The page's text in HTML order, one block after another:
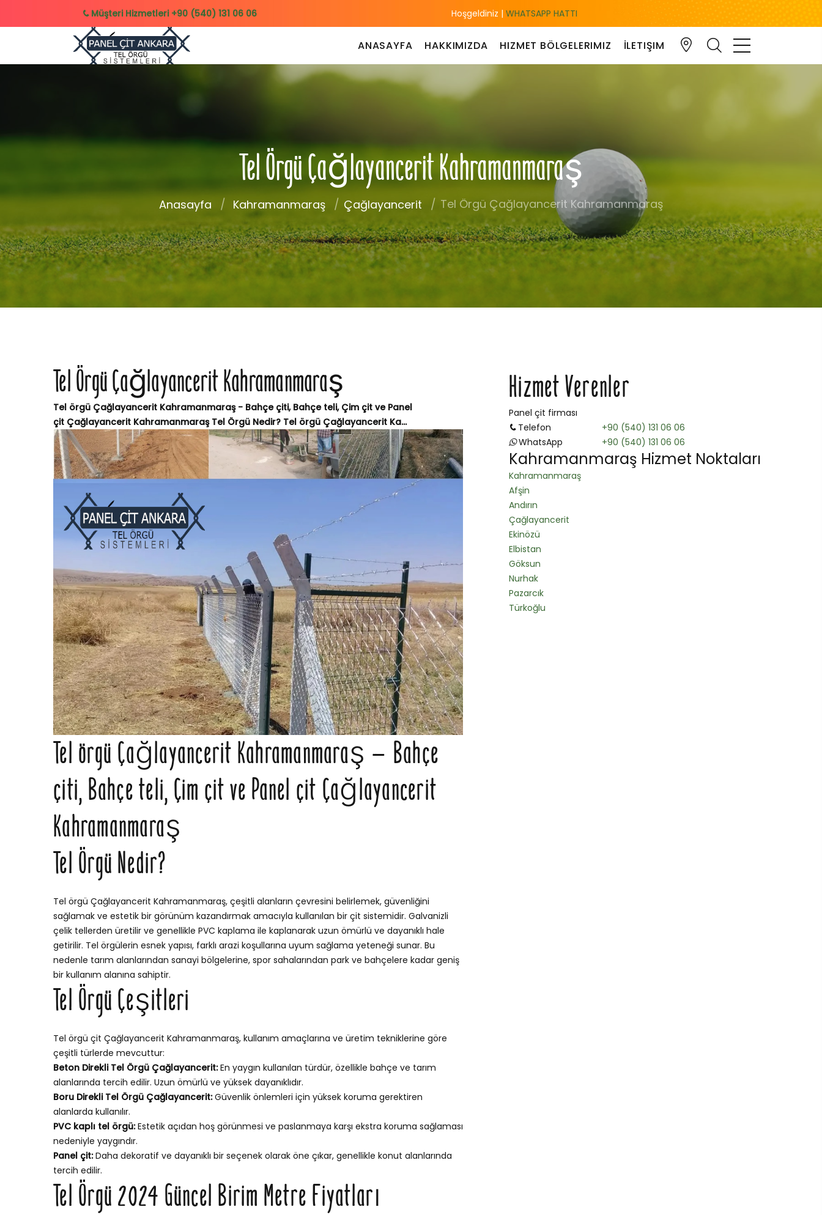
Müşteri Hizmetleri +90 (540) 131 06 06 Hoşgeldiniz | WHATSAPP HATTI
ANASAYFA HAKKIMIZDA HIZMET BÖLGELERIMIZ İLETIŞIM
Tel Örgü Çağlayancerit Kahramanmaraş
Anasayfa Kahramanmaraş Çağlayancerit Tel Örgü Çağlayancerit Kahramanmaraş
Hizmet Verenler
Panel çit firması
Telefon
+90 (540) 131 06 06
WhatsApp
+90 (540) 131 06 06
Kahramanmaraş Hizmet Noktaları
Kahramanmaraş
Afşin
Andırın
Çağlayancerit
Ekinözü
Elbistan
Göksun
Nurhak
Pazarcık
Türkoğlu
Tel Örgü Çağlayancerit Kahramanmaraş
Tel örgü Çağlayancerit Kahramanmaraş - Bahçe çiti, Bahçe teli, Çim çit ve Panel
çit Çağlayancerit Kahramanmaraş Tel Örgü Nedir? Tel örgü Çağlayancerit Ka...
Tel örgü Çağlayancerit Kahramanmaraş – Bahçe
çiti, Bahçe teli, Çim çit ve Panel çit Çağlayancerit
Kahramanmaraş
Tel Örgü Nedir?
Tel örgü Çağlayancerit Kahramanmaraş, çeşitli alanların çevresini belirlemek, güvenliğini
sağlamak ve estetik bir görünüm kazandırmak amacıyla kullanılan bir çit sistemidir. Galvanizli
çelik tellerden üretilir ve genellikle PVC kaplama ile kaplanarak uzun ömürlü ve dayanıklı hale
getirilir. Tel örgülerin esnek yapısı, farklı arazi koşullarına uyum sağlama yeteneği sunar. Bu
nedenle tarım alanlarından sanayi bölgelerine, spor sahalarından park ve bahçelere kadar geniş
bir kullanım alanına sahiptir.
Tel Örgü Çeşitleri
Tel örgü çit Çağlayancerit Kahramanmaraş, kullanım amaçlarına ve üretim tekniklerine göre
çeşitli türlerde mevcuttur:
Beton Direkli Tel Örgü Çağlayancerit:En yaygın kullanılan türdür, özellikle bahçe ve tarım
alanlarında tercih edilir. Uzun ömürlü ve yüksek dayanıklıdır.
Boru Direkli Tel Örgü Çağlayancerit:Güvenlik önlemleri için yüksek koruma gerektiren
alanlarda kullanılır.
PVC kaplı tel örgü:Estetik açıdan hoş görünmesi ve paslanmaya karşı ekstra koruma sağlaması
nedeniyle yaygındır.
Panel çit:Daha dekoratif ve dayanıklı bir seçenek olarak öne çıkar, genellikle konut alanlarında
tercih edilir.
Tel Örgü 2024 Güncel Birim Metre Fiyatları